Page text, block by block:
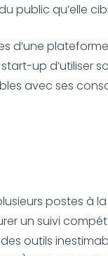
public qu’elle
d’une plateforme
up d’utiliser
avec ses
postes à la
un suivi
outils